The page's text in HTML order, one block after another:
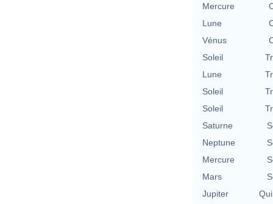
Mercure
Lune
Vénus
Soleil
Lune
Soleil
Soleil
Saturne
Neptune
Mercure
Mars
Jupiter